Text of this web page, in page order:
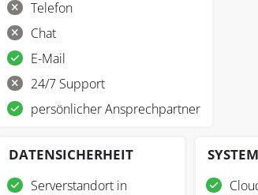
Telefon
Chat
E-Mail
24/7 Support
persönlicher Ansprechpartner
DATENSICHERHEIT
Serverstandort in
SYSTEM